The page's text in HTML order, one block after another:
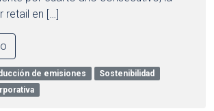
retail en […]
de emisiones
Sostenibilidad